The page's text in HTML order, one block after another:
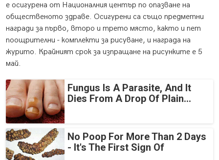
е осигурена от Националния център по опазване на
общественото здраве. Осигурени са също предметни
награди за първо, второ и трето място, както и пет
поощрителни - комплекти за рисуване, и награда на
журито. Крайният срок за изпращане на рисунките е 5
май.
Fungus Is A Parasite, And It
Dies From A Drop Of Plain...
No Poop For More Than 2 Days
- It's The First Sign Of